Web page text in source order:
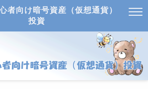
者向け暗号資産（仮想通貨）
投資